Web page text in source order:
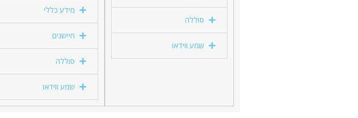
סוללה
שמע ווידאו
מידע כללי
חיישנים
סוללה
שמע ווידאו